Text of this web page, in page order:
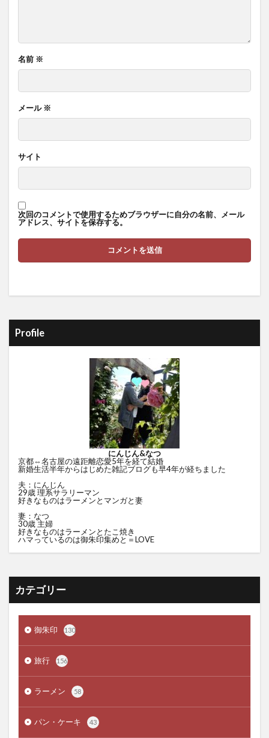
名前 ※
メール ※
サイト
次回のコメントで使用するためブラウザーに自分の名前、メール
アドレス、サイトを保存する。
Profile
にんじん&なつ
京都⇔名古屋の遠距離恋愛5年を経て結婚
新婚生活半年からはじめた雑記ブログも早4年が経ちました
夫：にんじん
29歳 理系サラリーマン
好きなものはラーメンとマンガと妻
妻：なつ
30歳 主婦
好きなものはラーメンとたこ焼き
ハマっているのは御朱印集めと＝LOVE
カテゴリー
御朱印 130
旅行 156
ラーメン 58
パン・ケーキ 43